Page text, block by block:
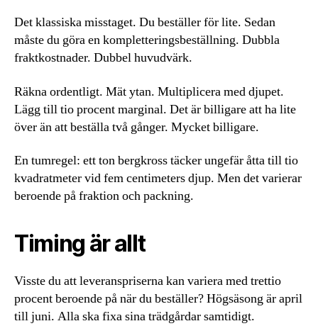
Det klassiska misstaget. Du beställer för lite. Sedan
måste du göra en kompletteringsbeställning. Dubbla
fraktkostnader. Dubbel huvudvärk.
Räkna ordentligt. Mät ytan. Multiplicera med djupet.
Lägg till tio procent marginal. Det är billigare att ha lite
över än att beställa två gånger. Mycket billigare.
En tumregel: ett ton bergkross täcker ungefär åtta till tio
kvadratmeter vid fem centimeters djup. Men det varierar
beroende på fraktion och packning.
Timing är allt
Visste du att leveranspriserna kan variera med trettio
procent beroende på när du beställer? Högsäsong är april
till juni. Alla ska fixa sina trädgårdar samtidigt.